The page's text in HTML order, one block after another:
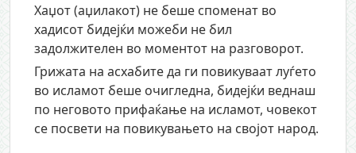
Хаџот (аџилакот) не беше споменат во
хадисот бидејќи можеби не бил
задолжителен во моментот на разговорот.
Грижата на асхабите да ги повикуваат луѓето
во исламот беше очигледна, бидејќи веднаш
по неговото прифаќање на исламот, човекот
се посвети на повикувањето на својот народ.